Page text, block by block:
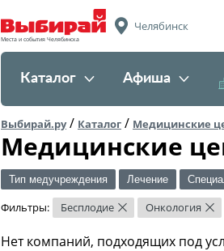
Места и события Челябинска
Челябинск
Каталог Афиша
Выбирай.ру/ Каталог / Медицинские
Медицинские
Тип медучреждения Лечение
Фильтры: Бесплодие × Онкология ×
Нет компаний, подходящих под